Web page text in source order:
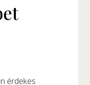
érdekes